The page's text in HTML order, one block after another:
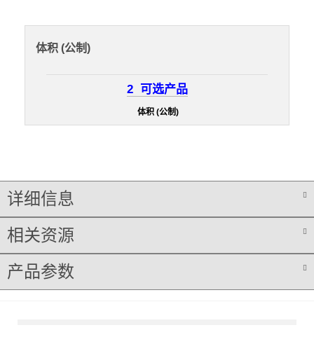
体积 (公制)
2 可选产品
体积 (公制)
详细信息
相关资源
产品参数